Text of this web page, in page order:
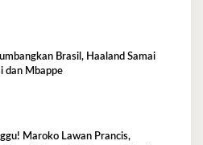
Brasil, Haaland Samai
dan Mbappe
Maroko Lawan Prancis,